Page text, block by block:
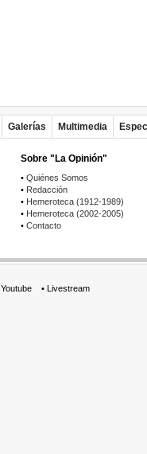
Galerías Multimedia
Sobre "La Opinión"
• Quiénes Somos
• Redacción
• Hemeroteca (1912-1989)
• Hemeroteca (2002-2005)
• Contacto
Youtube • Livestream